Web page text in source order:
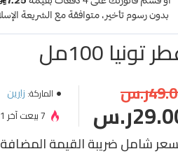
تونيا 100مل
شامل ضريبة القيمة المضافة
الماركة: زارين
7 بيعت آخر 11 ساعة